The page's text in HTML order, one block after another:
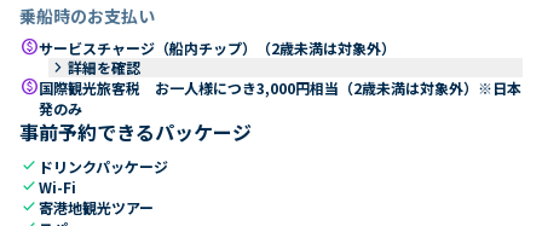
乗船時のお支払い
paidサービスチャージ（船内チップ）（2歳未満は対象外）
keyboard_arrow_right 詳細を確認
paid国際観光旅客税 お一人様につき3,000円相当（2歳未満は対象外）※日本
発のみ
事前予約できるパッケージ
check ドリンクパッケージ
checkWi-Fi
check寄港地観光ツアー